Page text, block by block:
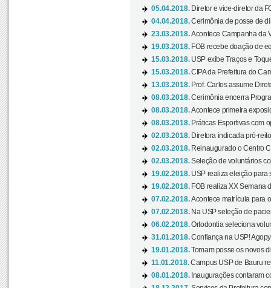
05.04.2018. Diretor e vice-diretor da
04.04.2018.Cerimônia de posse de
23.03.2018.Acontece Campanha da
19.03.2018. FOB recebe doação de
15.03.2018. USP exibe Traços e
15.03.2018.CIPA da Prefeitura do
13.03.2018. Prof. Carlos assume
08.03.2018.Cerimônia encerra
08.03.2018.Acontece primeira
08.03.2018. Práticas Esportivas com
02.03.2018. Diretora indicada pró-
02.03.2018. Reinaugurado o Centro
02.03.2018.Seleção de voluntários
19.02.2018. USP realiza eleição para
19.02.2018. FOB realiza XX Semana
07.02.2018.Acontece matrícula para
07.02.2018. Na USP seleção de
06.02.2018.Ortodontia seleciona
31.01.2018.Confiança na USP!
19.01.2018.Tomam posse os novos
11.01.2018.Campus USP de Bauru
08.01.2018. Inaugurações contaram